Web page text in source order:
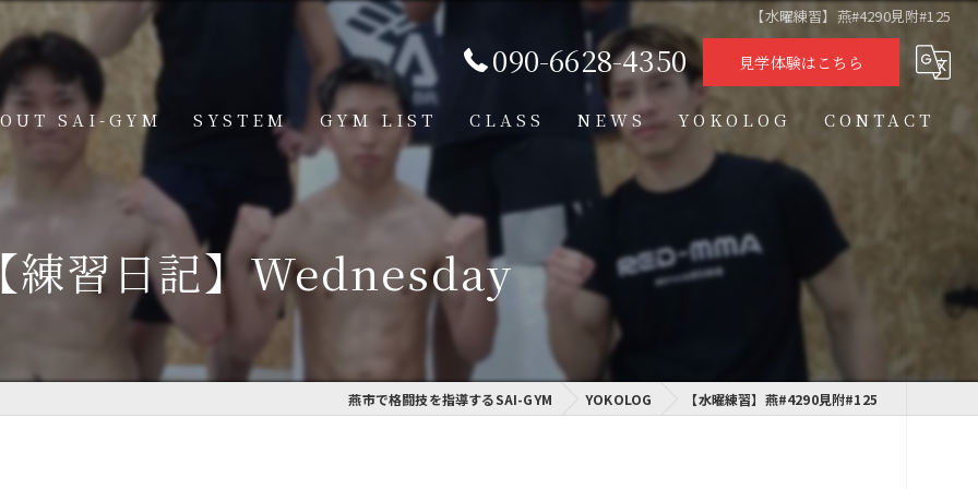
【水曜練習】燕#4290見附#125
090-6628-4350 見学体験はこちら
SAI-GYM SYSTEM GYM LIST CLASS
スケジュール
格闘技クラス
学習クラス
通信制高校学習センター
NEWS YOKOLOG CONTACT
練習日記】Wednesday
燕市で格闘技を指導するSAI-GYM YOKOLOG 【水曜練習】燕#4290見附#125